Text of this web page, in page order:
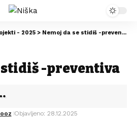
- 2025 > Nemoj da se stidiš -preventiva
stidiš -preventiva
Objavljeno: 28.12.2025